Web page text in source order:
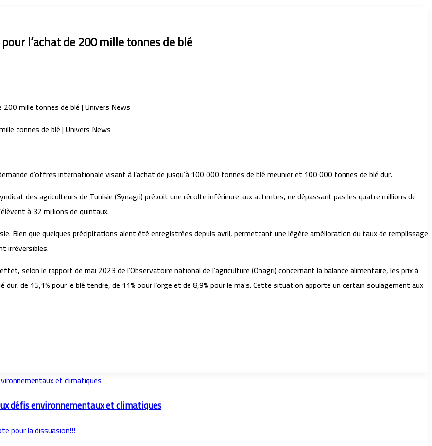
l’achat de 200 mille tonnes de blé
d’offres internationale visant à l’achat de jusqu’à 100 000 tonnes de blé meunier et 100 000 tonnes de blé dur.
des agriculteurs de Tunisie (Synagri) prévoit une récolte inférieure aux attentes, ne dépassant pas les quatre millions de
à 32 millions de quintaux.
Bien que quelques précipitations aient été enregistrées depuis avril, permettant une légère amélioration du taux de remplissage
irréversibles.
selon le rapport de mai 2023 de l’Observatoire national de l’agriculture (Onagri) concernant la balance alimentaire, les prix à
de 15,1% pour le blé tendre, de 11% pour l’orge et de 8,9% pour le maïs. Cette situation apporte un certain soulagement aux
et climatiques
défis environnementaux et climatiques
pour la dissuasion!!!